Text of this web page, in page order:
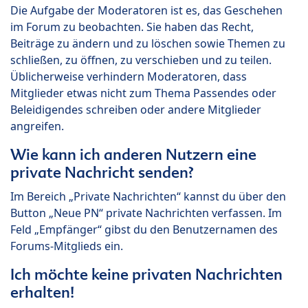
Die Aufgabe der Moderatoren ist es, das Geschehen
im Forum zu beobachten. Sie haben das Recht,
Beiträge zu ändern und zu löschen sowie Themen zu
schließen, zu öffnen, zu verschieben und zu teilen.
Üblicherweise verhindern Moderatoren, dass
Mitglieder etwas nicht zum Thema Passendes oder
Beleidigendes schreiben oder andere Mitglieder
angreifen.
Wie kann ich anderen Nutzern eine
private Nachricht senden?
Im Bereich „Private Nachrichten“ kannst du über den
Button „Neue PN“ private Nachrichten verfassen. Im
Feld „Empfänger“ gibst du den Benutzernamen des
Forums-Mitglieds ein.
Ich möchte keine privaten Nachrichten
erhalten!